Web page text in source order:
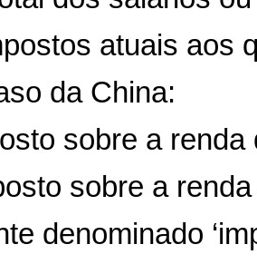
atuais aos
da China:
sobre a
sobre a
denominado